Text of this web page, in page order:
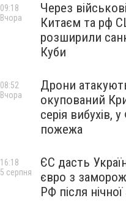
Через
Китаєм та рф
розширили
Куби
09:18
Вчора
Дрони
окупований
серія вибухів,
пожежа
08:52
Вчора
ЄС дасть
євро з
РФ після
16:18
5 серпня